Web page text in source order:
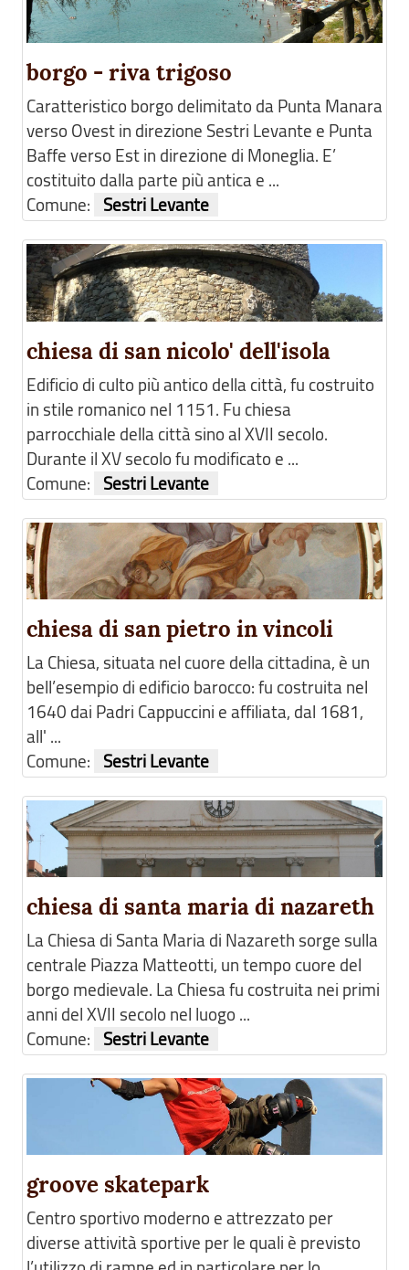
borgo - riva trigoso
Caratteristico borgo delimitato da Punta Manara
verso Ovest in direzione Sestri Levante e Punta
Baffe verso Est in direzione di Moneglia. E’
costituito dalla parte più antica e ...
Comune:
Sestri Levante
chiesa di san nicolo' dell'isola
Edificio di culto più antico della città, fu costruito
in stile romanico nel 1151. Fu chiesa
parrocchiale della città sino al XVII secolo.
Durante il XV secolo fu modificato e ...
Comune:
Sestri Levante
chiesa di san pietro in vincoli
La Chiesa, situata nel cuore della cittadina, è un
bell’esempio di edificio barocco: fu costruita nel
1640 dai Padri Cappuccini e affiliata, dal 1681,
all' ...
Comune:
Sestri Levante
chiesa di santa maria di nazareth
La Chiesa di Santa Maria di Nazareth sorge sulla
centrale Piazza Matteotti, un tempo cuore del
borgo medievale. La Chiesa fu costruita nei primi
anni del XVII secolo nel luogo ...
Comune:
Sestri Levante
groove skatepark
Centro sportivo moderno e attrezzato per
diverse attività sportive per le quali è previsto